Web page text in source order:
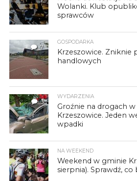
Wolanki. Klub
sprawców
7
GOSPODARKA
Krzeszowice. Zniknie
handlowych
3
WYDARZENIA
Groźnie na drogach
Krzeszowice. Jeden
wpadki
NA WEEKEND
Weekend w gminie
sierpnia). Sprawdź, co